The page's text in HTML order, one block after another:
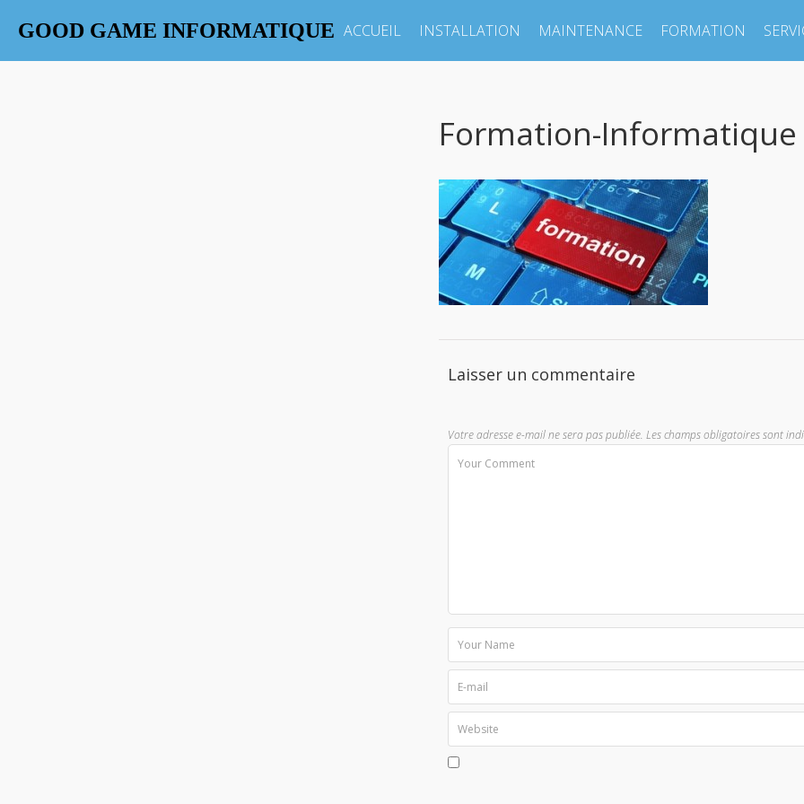
GOOD GAME INFORMATIQUE ACCUEIL INSTALLATION MAINTENANCE FORMATION
Formation-Informatique
Laisser un commentaire
Votre adresse e-mail ne sera pas publiée. Les champs obligatoires sont